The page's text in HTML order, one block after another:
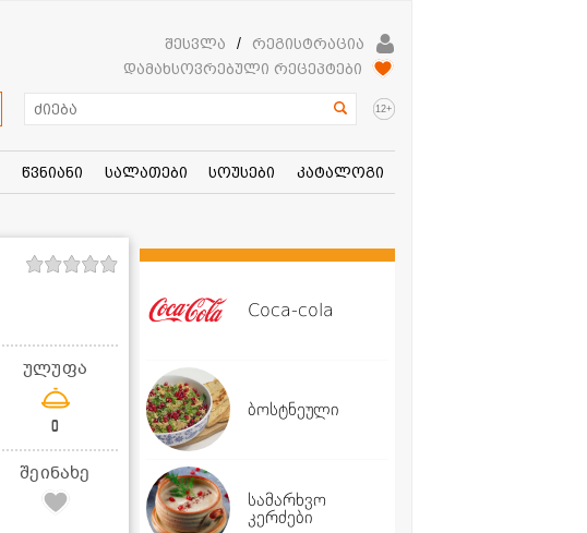
შესვლა /
რეგისტრაცია
დამახსოვრებული რეცეპტები
12+
წვნიანი სალათები სოუსები კატალოგი
ულუფა
0
შეინახე
Coca-cola
ბოსტნეული
სამარხვო
კერძები